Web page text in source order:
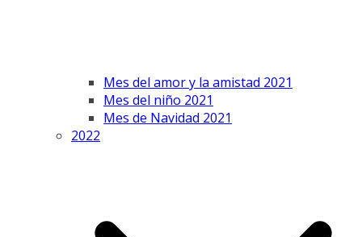
Mes del amor y la amistad 2021
Mes del niño 2021
Mes de Navidad 2021
2022